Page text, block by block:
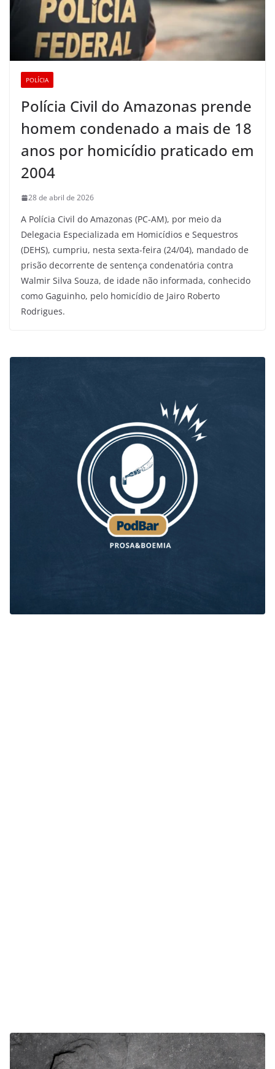
POLÍCIA
Polícia Civil do Amazonas prende
homem condenado a mais de 18
anos por homicídio praticado em
2004
28 de abril de 2026
A Polícia Civil do Amazonas (PC-AM), por meio da
Delegacia Especializada em Homicídios e Sequestros
(DEHS), cumpriu, nesta sexta-feira (24/04), mandado de
prisão decorrente de sentença condenatória contra
Walmir Silva Souza, de idade não informada, conhecido
como Gaguinho, pelo homicídio de Jairo Roberto
Rodrigues.